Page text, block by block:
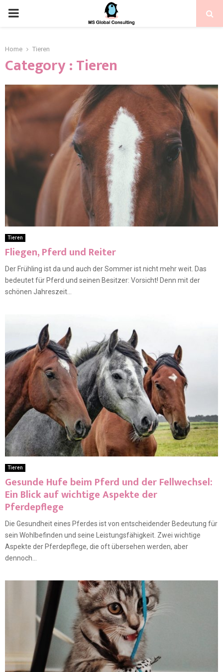
Home Tieren
Category : Tieren
Tieren
Fliegen, Pferd und Reiter
Der Frühling ist da und auch der Sommer ist nicht mehr weit. Das
bedeutet für Pferd und seinen Besitzer: Vorsicht! Denn mit der
schönen Jahreszeit...
Tieren
Gesunde Hufe beim Pferd und der Fellwechsel:
Ein Blick auf wichtige Aspekte der
Pferdepflege
Die Gesundheit eines Pferdes ist von entscheidender Bedeutung für
sein Wohlbefinden und seine Leistungsfähigkeit. Zwei wichtige
Aspekte der Pferdepflege, die oft übersehen werden, aber
dennoch...